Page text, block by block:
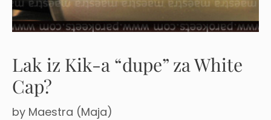
Lak iz Kik-a “dupe” za White
Cap?
by Maestra (Maja)